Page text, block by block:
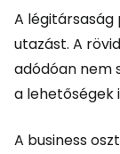
A légitársaság
utazást. A
adódóan nem
a lehetőségek
A business